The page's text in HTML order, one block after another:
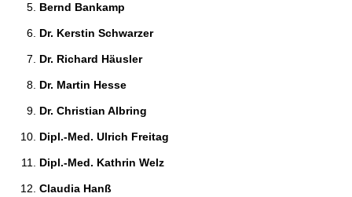
Bernd Bankamp
Dr. Kerstin Schwarzer
Dr. Richard Häusler
Dr. Martin Hesse
Dr. Christian Albring
Dipl.-Med. Ulrich Freitag
Dipl.-Med. Kathrin Welz
Claudia Hanß